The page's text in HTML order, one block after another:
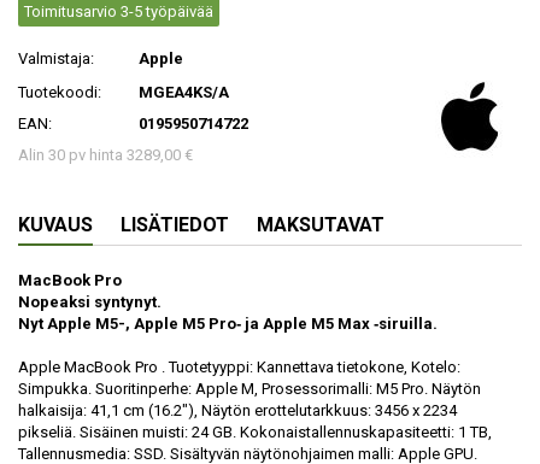
Toimitusarvio 3-5 työpäivää
Valmistaja:
Apple
Tuotekoodi:
MGEA4KS/A
EAN:
0195950714722
Alin 30 pv hinta 3289,00 €
KUVAUS LISÄTIEDOT MAKSUTAVAT
MacBook Pro
Nopeaksi syntynyt.
Nyt Apple M5-, Apple M5 Pro‑ ja Apple M5 Max ‑siruilla.
Apple MacBook Pro . Tuotetyyppi: Kannettava tietokone, Kotelo:
Simpukka. Suoritinperhe: Apple M, Prosessorimalli: M5 Pro. Näytön
halkaisija: 41,1 cm (16.2"), Näytön erottelutarkkuus: 3456 x 2234
pikseliä. Sisäinen muisti: 24 GB. Kokonaistallennuskapasiteetti: 1 TB,
Tallennusmedia: SSD. Sisältyvän näytönohjaimen malli: Apple GPU.